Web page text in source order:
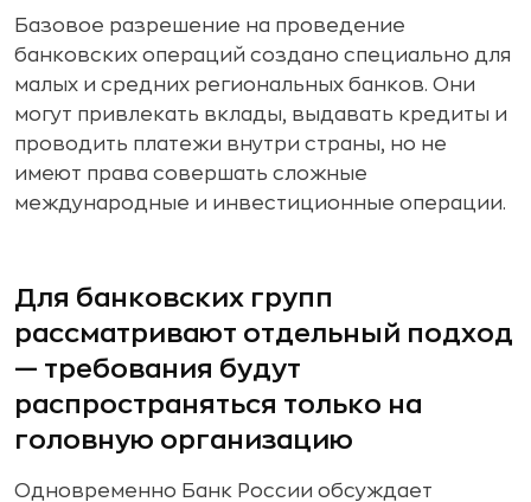
Базовое разрешение на проведение
банковских операций создано специально для
малых и средних региональных банков. Они
могут привлекать вклады, выдавать кредиты и
проводить платежи внутри страны, но не
имеют права совершать сложные
международные и инвестиционные операции.
Для банковских групп
рассматривают отдельный подход
— требования будут
распространяться только на
головную организацию
Одновременно Банк России обсуждает